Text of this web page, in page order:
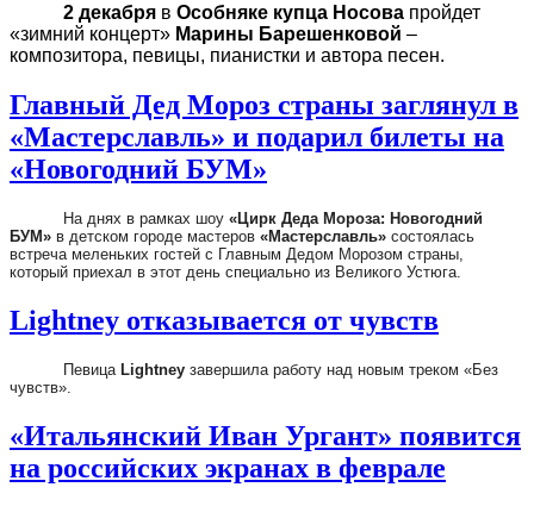
2 декабря вОсобняке купца Носова пройдет
«зимний концерт» Марины Барешенковой –
композитора, певицы, пианистки и автора песен.
Главный Дед Мороз страны заглянул в
«Мастерславль» и подарил билеты на
«Новогодний БУМ»
На днях в рамках шоу«Цирк Деда Мороза: Новогодний
БУМ» в детском городе мастеров «Мастерславль» состоялась
встреча меленьких гостей с Главным Дедом Морозом страны,
который приехал в этот день специально из Великого Устюга.
Lightney отказывается от чувств
Певица Lightney завершила работу над новым треком «Без
чувств».
«Итальянский Иван Ургант» появится
на российских экранах в феврале